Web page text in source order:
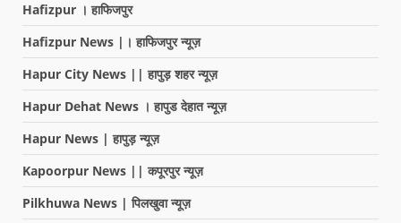
Hafizpur । हाफिजपुर
Hafizpur News |। हाफिजपुर न्यूज़
Hapur City News || हापुड़ शहर न्यूज़
Hapur Dehat News । हापुड देहात न्यूज़
Hapur News | हापुड़ न्यूज़
Kapoorpur News || कपूरपुर न्यूज़
Pilkhuwa News | पिलखुवा न्यूज़